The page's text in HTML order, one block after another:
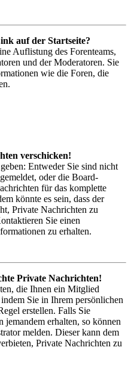
auf der Startseite?
Auflistung des Forenteams,
und der Moderatoren. Sie
wie die Foren, die
verschicken!
Entweder Sie sind nicht
oder die Board-
für das komplette
könnte es sein, dass der
Private Nachrichten zu
Sie einen
zu erhalten.
Private Nachrichten!
die Ihnen ein Mitglied
Sie in Ihrem persönlichen
erstellen. Falls Sie
jemandem erhalten, so können
melden. Dieser kann dem
Private Nachrichten zu